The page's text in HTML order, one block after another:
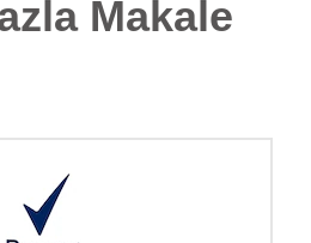
Makale